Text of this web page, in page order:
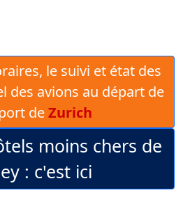
le suivi et état des
des avions au départ de
deZurich
moins chers de
: c'est ici